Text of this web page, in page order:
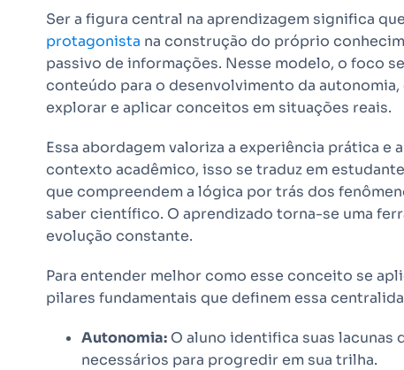
Ser a figura central na aprendizagem significa
protagonista na construção do próprio
passivo de informações. Nesse modelo, o foco
conteúdo para o desenvolvimento da
explorar e aplicar conceitos em situações reais.
Essa abordagem valoriza a experiência prática e
contexto acadêmico, isso se traduz em
que compreendem a lógica por trás dos
saber científico. O aprendizado torna-se uma
evolução constante.
Para entender melhor como esse conceito se
pilares fundamentais que definem essa
Autonomia: O aluno identifica suas lacunas
necessários para progredir em sua trilha.